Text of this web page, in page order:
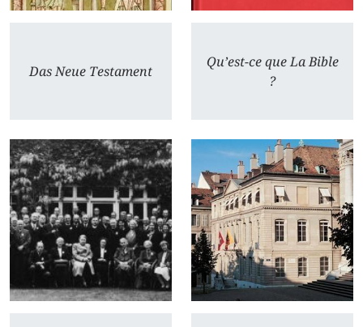
Das Neue Testament
Qu’est-ce que La Bible
?